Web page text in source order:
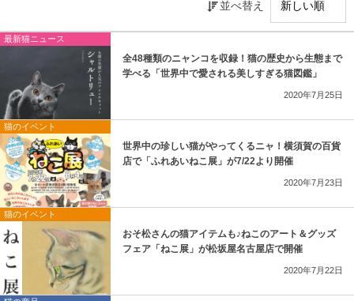
並べ替え
最新猫ニュース
全48種類のニャンコを収録！猫の歴史から生態まで
学べる「世界中で愛される美しすぎる猫図鑑」
2020年7月25日
猫のイベント
世界中の珍しい猫がやってくるニャ！横須賀の百貨
店で「ふれあいねこ展」が7/22より開催
2020年7月23日
猫のイベント
おそ松さんの猫アイテムも♪ねこのアート＆グッズ
フェア「ねこ展」が松坂屋名古屋店で開催
2020年7月22日